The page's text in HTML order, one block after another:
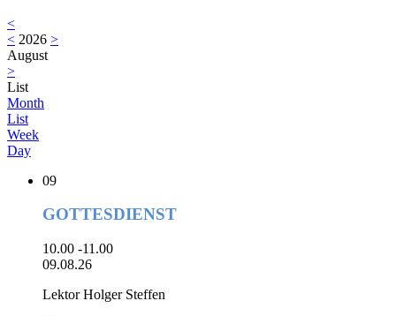
<
< 2026 >
August
>
List
Month
List
Week
Day
09
GOTTESDIENST
10.00 -11.00
09.08.26
Lektor Holger Steffen